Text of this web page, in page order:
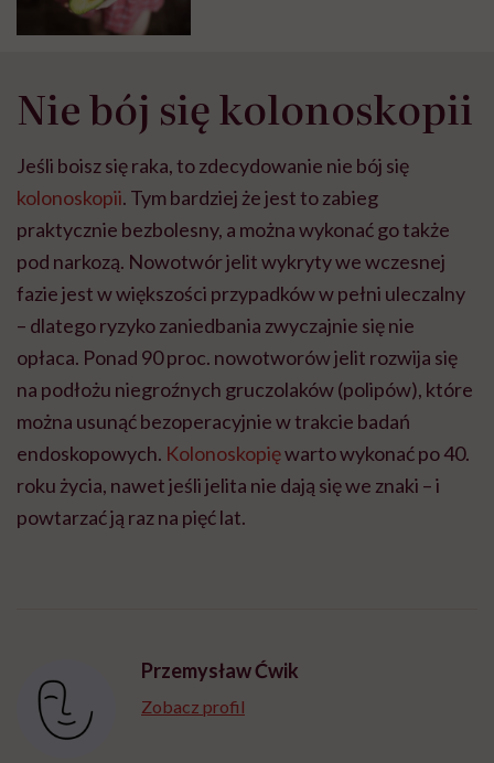
Nie bój się kolonoskopii
Jeśli boisz się raka, to zdecydowanie nie bój się
kolonoskopii. Tym bardziej że jest to zabieg
praktycznie bezbolesny, a można wykonać go także
pod narkozą. Nowotwór jelit wykryty we wczesnej
fazie jest w większości przypadków w pełni uleczalny
– dlatego ryzyko zaniedbania zwyczajnie się nie
opłaca. Ponad 90 proc. nowotworów jelit rozwija się
na podłożu niegroźnych gruczolaków (polipów), które
można usunąć bezoperacyjnie w trakcie badań
endoskopowych. Kolonoskopięwarto wykonać po 40.
roku życia, nawet jeśli jelita nie dają się we znaki – i
powtarzać ją raz na pięć lat.
Przemysław Ćwik
Zobacz profil